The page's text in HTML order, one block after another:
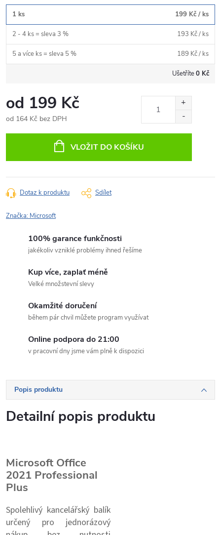
1 ks 199 Kč / ks
2 - 4 ks = sleva 3 % 193 Kč/ ks
5 a více ks = sleva 5 % 189 Kč/ ks
Ušetříte0 Kč
od 199 Kč
od 164 Kč bez DPH
VLOŽIT DO KOŠÍKU
Dotaz k produktu Sdílet
Značka: Microsoft
100% garance funkčnosti
jakékoliv vzniklé problémy ihned řešíme
Kup více, zaplať méně
Velké množstevní slevy
Okamžité doručení
během pár chvil můžete program využívat
Online podpora do 21:00
v pracovní dny jsme vám plně k dispozici
Popis produktu
Detailní popis produktu
Microsoft Office
2021 Professional
Plus
Spolehlivý kancelářský balík
určený pro jednorázový